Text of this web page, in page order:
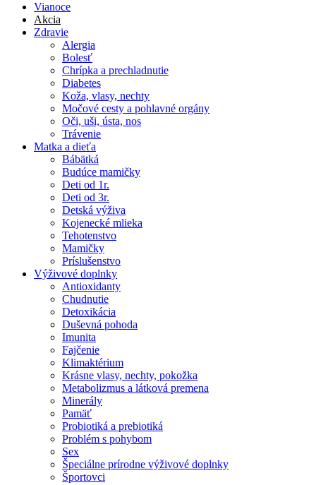
Vianoce
Akcia
Zdravie
Alergia
Bolesť
Chrípka a prechladnutie
Diabetes
Koža, vlasy, nechty
Močové cesty a pohlavné orgány
Oči, uši, ústa, nos
Trávenie
Matka a dieťa
Bábätká
Budúce mamičky
Deti od 1r.
Deti od 3r.
Detská výživa
Kojenecké mlieka
Tehotenstvo
Mamičky
Príslušenstvo
Výživové doplnky
Antioxidanty
Chudnutie
Detoxikácia
Duševná pohoda
Imunita
Fajčenie
Klimaktérium
Krásne vlasy, nechty, pokožka
Metabolizmus a látková premena
Minerály
Pamäť
Probiotiká a prebiotiká
Problém s pohybom
Sex
Špeciálne prírodne výživové doplnky
Športovci